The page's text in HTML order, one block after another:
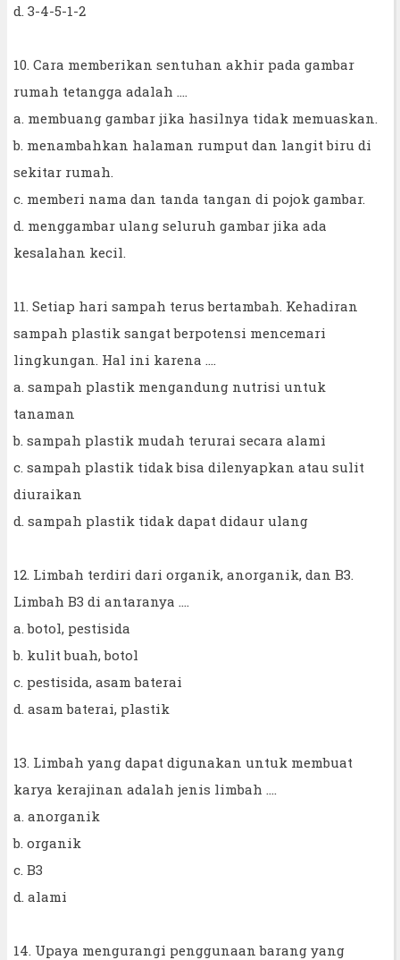
d. 3-4-5-1-2
10. Cara memberikan sentuhan akhir pada gambar
rumah tetangga adalah ....
a. membuang gambar jika hasilnya tidak memuaskan.
b. menambahkan halaman rumput dan langit biru di
sekitar rumah.
c. memberi nama dan tanda tangan di pojok gambar.
d. menggambar ulang seluruh gambar jika ada
kesalahan kecil.
11. Setiap hari sampah terus bertambah. Kehadiran
sampah plastik sangat berpotensi mencemari
lingkungan. Hal ini karena ....
a. sampah plastik mengandung nutrisi untuk
tanaman
b. sampah plastik mudah terurai secara alami
c. sampah plastik tidak bisa dilenyapkan atau sulit
diuraikan
d. sampah plastik tidak dapat didaur ulang
12. Limbah terdiri dari organik, anorganik, dan B3.
Limbah B3 di antaranya ….
a. botol, pestisida
b. kulit buah, botol
c. pestisida, asam baterai
d. asam baterai, plastik
13. Limbah yang dapat digunakan untuk membuat
karya kerajinan adalah jenis limbah ....
a. anorganik
b. organik
c. B3
d. alami
14. Upaya mengurangi penggunaan barang yang